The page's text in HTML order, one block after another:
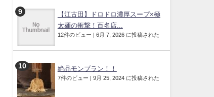
【江古田】ドロドロ濃厚スープ×極
太麺の衝撃！百名店...
12件のビュー | 6月 7, 2026 に投稿された
絶品モンブラン！！
7件のビュー | 9月 25, 2024 に投稿された